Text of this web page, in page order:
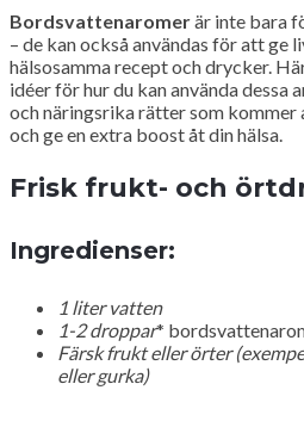
Bordsvattenaromerär inte bara
– de kan också användas för att ge
hälsosamma recept och drycker.
idéer för hur du kan använda dessa
och näringsrika rätter som
och ge en extra boost åt din hälsa.
Frisk frukt- och
Ingredienser:
1 liter vatten
1-2 droppar*
Färsk frukt eller örter
eller gurka)